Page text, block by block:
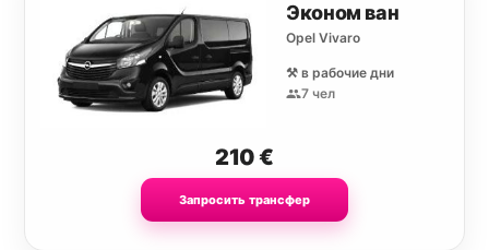
Эконом ван
Opel Vivaro
⚒️ в рабочие дни
7 чел
210€
Запросить трансфер